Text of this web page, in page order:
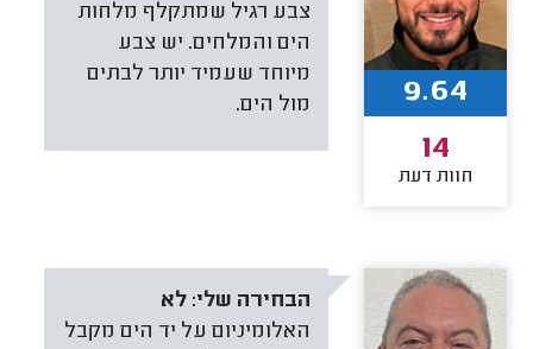
צבע רגיל שמתקלף מלחות
הים והמלחים. יש צבע
מיוחד שעמיד יותר לבתים
מול הים.
9.64
14
חוות דעת
הבחירה שלי: לא
האלומיניום על יד הים מקבל